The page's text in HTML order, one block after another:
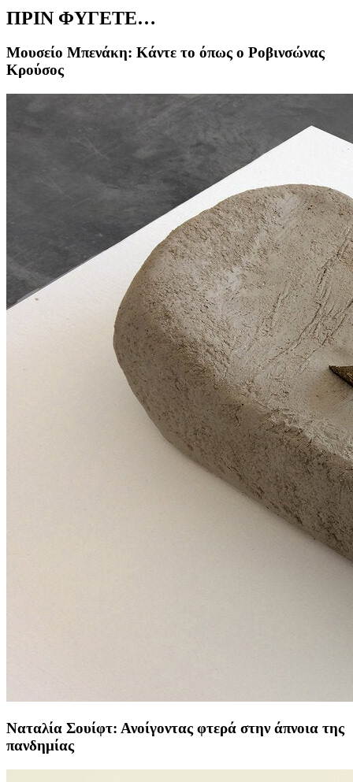
ΠΡΙΝ ΦΥΓΕΤΕ…
Μουσείο Μπενάκη: Κάντε το όπως ο Ροβινσώνας
Κρούσος
Ναταλία Σουίφτ: Ανοίγοντας φτερά στην άπνοια της
πανδημίας